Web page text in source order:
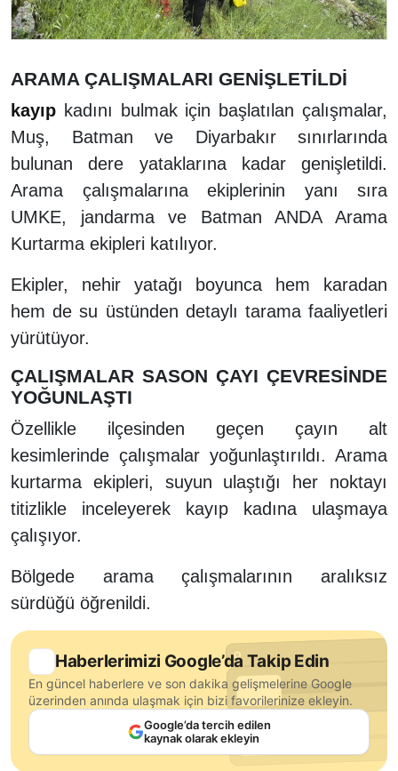
ARAMA ÇALIŞMALARI GENİŞLETİLDİ
kayıp kadını bulmak için başlatılan çalışmalar,
Muş, Batman ve Diyarbakır sınırlarında
bulunan dere yataklarına kadar genişletildi.
Arama çalışmalarına ekiplerinin yanı sıra
UMKE, jandarma ve Batman ANDA Arama
Kurtarma ekipleri katılıyor.
Ekipler, nehir yatağı boyunca hem karadan
hem de su üstünden detaylı tarama faaliyetleri
yürütüyor.
ÇALIŞMALAR SASON ÇAYI ÇEVRESİNDE
YOĞUNLAŞTI
Özellikle ilçesinden geçen çayın alt
kesimlerinde çalışmalar yoğunlaştırıldı. Arama
kurtarma ekipleri, suyun ulaştığı her noktayı
titizlikle inceleyerek kayıp kadına ulaşmaya
çalışıyor.
Bölgede arama çalışmalarının aralıksız
sürdüğü öğrenildi.
Haberlerimizi Google’da Takip Edin
En güncel haberlere ve son dakika gelişmelerine Google
üzerinden anında ulaşmak için bizi favorilerinize ekleyin.
Google’da tercih edilen
kaynak olarak ekleyin